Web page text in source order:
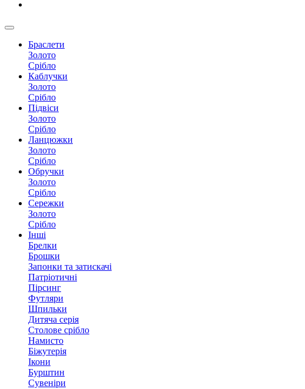
Браслети
Золото
Срібло
Каблучки
Золото
Срібло
Підвіси
Золото
Срібло
Ланцюжки
Золото
Срібло
Обручки
Золото
Срібло
Сережки
Золото
Срібло
Інші
Брелки
Брошки
Запонки та затискачі
Патріотичні
Пірсинг
Футляри
Шпильки
Дитяча серія
Столове срібло
Намисто
Біжутерія
Ікони
Бурштин
Сувеніри